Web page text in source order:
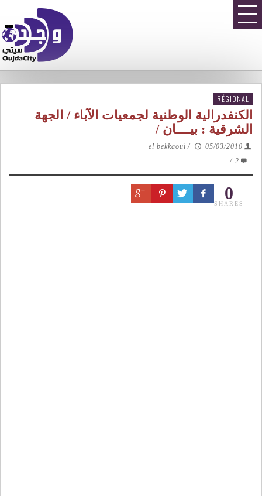
RÉGIONAL
الكنفدرالية الوطنية لجمعيات الآباء / الجهة
الشرقية : بيــــان /
el bekkaoui /
05/03/2010
2
/
0
SHARES